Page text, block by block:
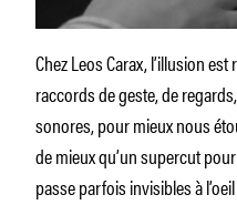
Chez Leos Carax, l’illusion
raccords de geste, de
sonores, pour mieux nous
de mieux qu’un supercut
passe parfois invisibles à